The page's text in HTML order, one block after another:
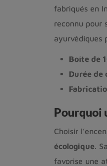
fabriqués en
reconnu pour
ayurvédiques
Boîte de
Durée
Pourquoi
Choisir
écologique.
favorise une